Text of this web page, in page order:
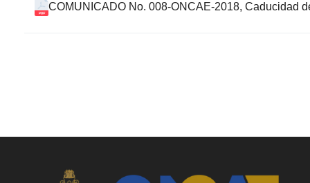
COMUNICADO No. 008-ONCAE-2018, Caducidad